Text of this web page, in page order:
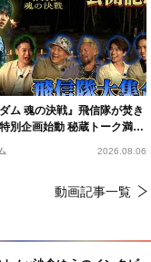
ダム 魂の決戦』飛信隊が焚き
別企画始動 秘蔵トーク満載
ダムキャンプ”開催
2026.08.06
動画記事一覧